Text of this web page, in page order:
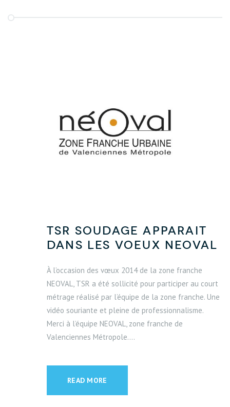
TSR soudage apparait
dans les voeux NEOVAL
À l’occasion des vœux 2014 de la zone franche
NEOVAL, TSR a été sollicité pour participer au court
métrage réalisé par l’équipe de la zone franche. Une
vidéo souriante et pleine de professionnalisme.
Merci à l’équipe NEOVAL, zone franche de
Valenciennes Métropole....
READ MORE